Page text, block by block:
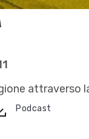
attraverso
Podcast